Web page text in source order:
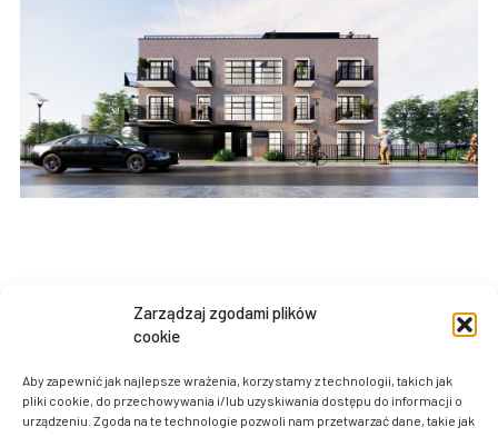
Zarządzaj zgodami plików
cookie
Aby zapewnić jak najlepsze wrażenia, korzystamy z technologii, takich jak
pliki cookie, do przechowywania i/lub uzyskiwania dostępu do informacji o
urządzeniu. Zgoda na te technologie pozwoli nam przetwarzać dane, takie jak